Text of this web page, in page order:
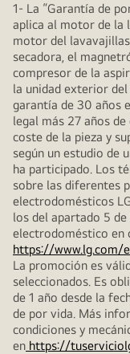
1- La “Garantía de
aplica al motor de la
motor del
secadora, el
compresor de la
la unidad exterior
garantía de 30 años
legal más 27 años
coste de la pieza y
según un estudio de
ha participado. Los
sobre las diferentes
electrodomésticos
los del apartado 5
electrodoméstico en
https://www.lg.com/
La promoción es
seleccionados. Es
de 1 año desde la
de por vida. Más
condiciones y
en https://